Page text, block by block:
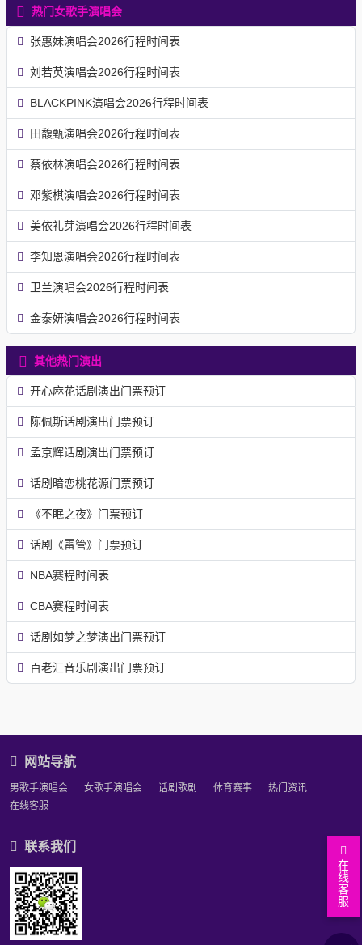
热门女歌手演唱会
张惠妹演唱会2026行程时间表
刘若英演唱会2026行程时间表
BLACKPINK演唱会2026行程时间表
田馥甄演唱会2026行程时间表
蔡依林演唱会2026行程时间表
邓紫棋演唱会2026行程时间表
美依礼芽演唱会2026行程时间表
李知恩演唱会2026行程时间表
卫兰演唱会2026行程时间表
金泰妍演唱会2026行程时间表
其他热门演出
开心麻花话剧演出门票预订
陈佩斯话剧演出门票预订
孟京辉话剧演出门票预订
话剧暗恋桃花源门票预订
《不眠之夜》门票预订
话剧《雷管》门票预订
NBA赛程时间表
CBA赛程时间表
话剧如梦之梦演出门票预订
百老汇音乐剧演出门票预订
网站导航
男歌手演唱会 女歌手演唱会 话剧歌剧 体育赛事
热门资讯
在线客服
在
线
客
服
联系我们